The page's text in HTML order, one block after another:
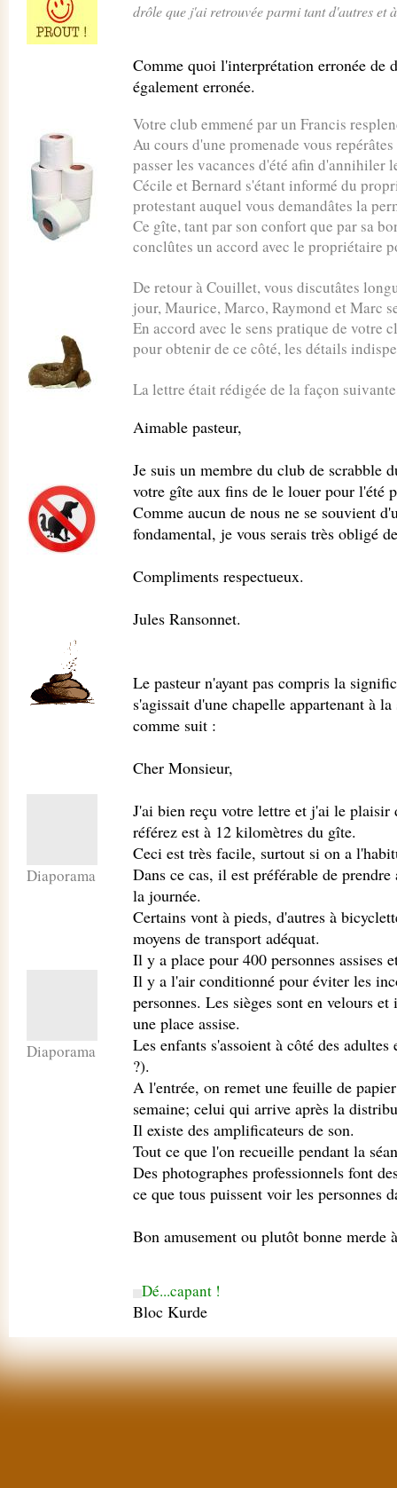
Diaporama
Diaporama
drôle que j'ai retrouvée parmi tant d'autres et
Comme quoi l'interprétation erronée de
également erronée.
Votre club emmené par un Francis
Au cours d'une promenade vous
passer les vacances d'été afin d'annihiler
Cécile et Bernard s'étant informé du
protestant auquel vous demandâtes la
Ce gîte, tant par son confort que par sa
conclûtes un accord avec le propriétaire
De retour à Couillet, vous discutâtes
jour, Maurice, Marco, Raymond et Marc
En accord avec le sens pratique de
pour obtenir de ce côté, les détails
La lettre était rédigée de la façon
Aimable pasteur,
Je suis un membre du club de scrabble
votre gîte aux fins de le louer pour l'été
Comme aucun de nous ne se souvient
fondamental, je vous serais très obligé
Compliments respectueux.
Jules Ransonnet.
Le pasteur n'ayant pas compris la
s'agissait d'une chapelle appartenant à
comme suit :
Cher Monsieur,
J'ai bien reçu votre lettre et j'ai le plaisir
référez est à 12 kilomètres du gîte.
Ceci est très facile, surtout si on a
Dans ce cas, il est préférable de
la journée.
Certains vont à pieds, d'autres à
moyens de transport adéquat.
Il y a place pour 400 personnes assises
Il y a l'air conditionné pour éviter les
personnes. Les sièges sont en velours
une place assise.
Les enfants s'assoient à côté des
?).
A l'entrée, on remet une feuille de
semaine; celui qui arrive après la
Il existe des amplificateurs de son.
Tout ce que l'on recueille pendant la
Des photographes professionnels font
ce que tous puissent voir les personnes
Bon amusement ou plutôt bonne merde
Dé...capant !
Bloc Kurde